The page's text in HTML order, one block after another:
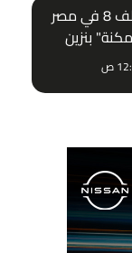
فولكسفاجن جولف 8 في مصر